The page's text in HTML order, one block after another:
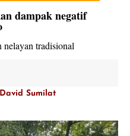
dampak negatif
nelayan tradisional
David Sumilat